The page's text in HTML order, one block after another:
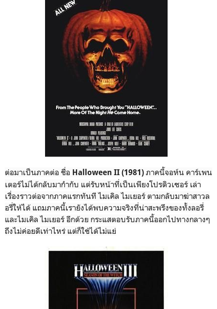
ต่อมาเป็นภาคต่อ ชื่อ Halloween II (1981) ภาคนี้จอห์น คาร์เพน
เตอร์ไม่ได้กลับมากำกับ แต่รับหน้าที่เป็นเพียงโปรดิวเซอร์ เล่า
เรื่องราวต่อจากภาคแรกทันที ไมเคิล ไมเยอร์ ตามกลับมาฆ่าสาวล
อรี่ให้ได้ แถมภาคนี้เรายังได้พบความจริงที่น่าสะพรึงของทั้งลอรี่
และไมเคิล ไมเยอร์ อีกด้วย กระแสตอบรับภาคนี้ออกไปทางกลางๆ
ถึงไม่ค่อยดีเท่าไหร่ แต่ก็ใช้ได้ไม่แย่